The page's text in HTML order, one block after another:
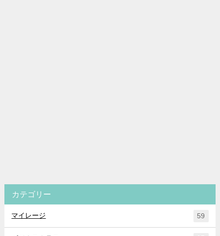
カテゴリー
マイレージ 59